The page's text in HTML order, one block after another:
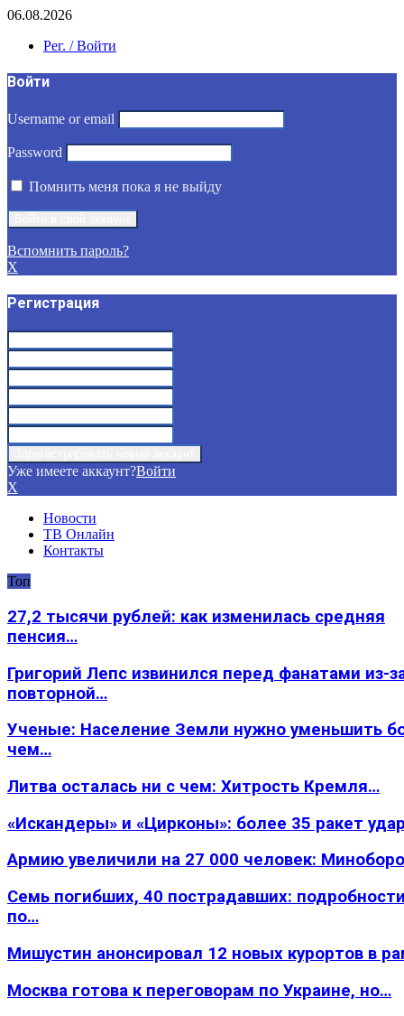
06.08.2026
Рег. / Войти
Войти
Username or email
Password
Помнить меня пока я не выйду
Вспомнить пароль?
X
Регистрация
Уже имеете аккаунт?Войти
X
Новости
ТВ Онлайн
Контакты
Топ
27,2 тысячи рублей: как изменилась средняя
пенсия…
Григорий Лепс извинился перед фанатами из-
повторной…
Ученые: Население Земли нужно уменьшить
чем…
Литва осталась ни с чем: Хитрость Кремля…
«Искандеры» и «Цирконы»: более 35 ракет
Армию увеличили на 27 000 человек:
Семь погибших, 40 пострадавших:
по…
Мишустин анонсировал 12 новых курортов в
Москва готова к переговорам по Украине, но…